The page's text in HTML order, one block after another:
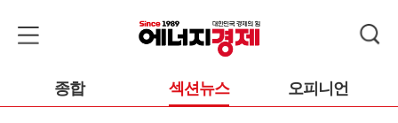
종합 섹션뉴스 오피니언